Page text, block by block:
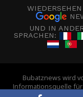
UND IN
SPRACHEN:
Bubatznews wird
Informationsquelle